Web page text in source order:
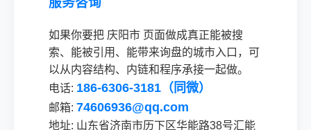
如果你要把 庆阳市 页面做成真正能被搜
索、能被引用、能带来询盘的城市入口，可
以从内容结构、内链和程序承接一起做。
电话: 186-6306-3181（同微）
邮箱: 74606936@qq.com
地址: 山东省济南市历下区华能路38号汇能